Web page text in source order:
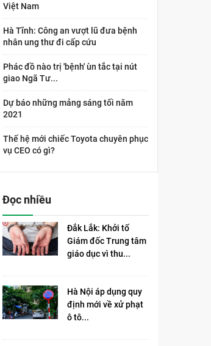
Việt Nam
Hà Tĩnh: Công an vượt lũ đưa bệnh
nhân ung thư đi cấp cứu
Phác đồ nào trị 'bệnh' ùn tắc tại nút
giao Ngã Tư...
Dự báo những mảng sáng tối năm
2021
Thế hệ mới chiếc Toyota chuyên phục
vụ CEO có gì?
Đọc nhiều
Đắk Lắk: Khởi tố
Giám đốc Trung tâm
giáo dục vì thu...
Hà Nội áp dụng quy
định mới về xử phạt
ô tô...